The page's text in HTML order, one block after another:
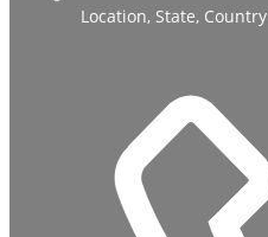
Location, State, Country